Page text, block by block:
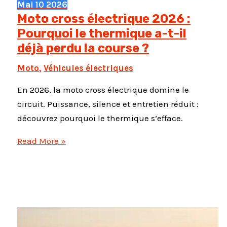
Mai 10 2026
Moto cross électrique 2026 :
Pourquoi le thermique a-t-il
déjà perdu la course ?
Moto,Véhicules électriques
En 2026, la moto cross électrique domine le
circuit. Puissance, silence et entretien réduit :
découvrez pourquoi le thermique s’efface.
Moto
Read More »